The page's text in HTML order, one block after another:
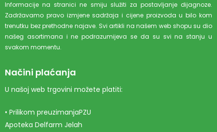
Informacije na stranici ne smiju služiti za postavljanje dijagnoze.
Zadržavamo pravo izmjene sadržaja i cijene proizvoda u bilo kom
trenutku bez prethodne najave. Svi artikli na našem web shopu su dio
našeg asortimana i ne podrazumijeva se da su svi na stanju u
svakom momentu.
Načini plaćanja
U našoj web trgovini možete platiti:
• Prilikom preuzimanjaPZU
Apoteka Delfarm Jelah